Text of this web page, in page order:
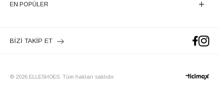
EN POPÜLER
BİZİ TAKİP ET
© 2026 ELLESHOES. Tüm hakları saklıdır.